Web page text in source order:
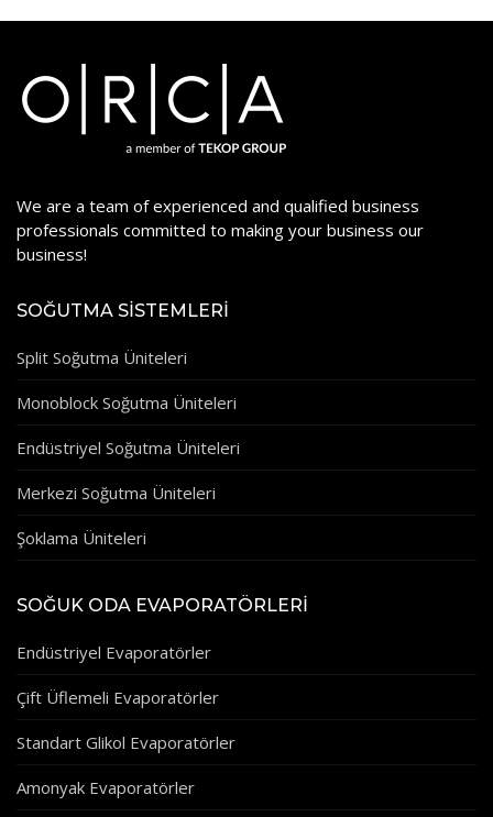
We are a team of experienced and qualified business
professionals committed to making your business our
business!
SOĞUTMA SISTEMLERI
Split Soğutma Üniteleri
Monoblock Soğutma Üniteleri
Endüstriyel Soğutma Üniteleri
Merkezi Soğutma Üniteleri
Şoklama Üniteleri
SOĞUK ODA EVAPORATÖRLERI
Endüstriyel Evaporatörler
Çift Üflemeli Evaporatörler
Standart Glikol Evaporatörler
Amonyak Evaporatörler